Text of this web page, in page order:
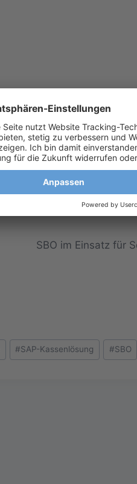
SBO im Einsatz für
#SAP-Kassenlösung #SBO